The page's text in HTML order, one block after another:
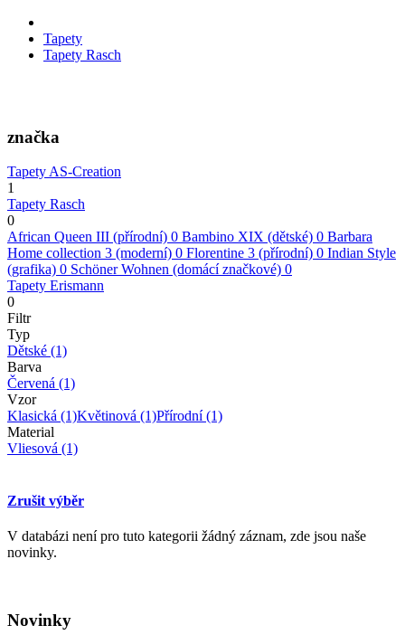
Tapety
Tapety Rasch
značka
Tapety AS-Creation
1
Tapety Rasch
0
African Queen III (přírodní) 0 Bambino XIX (dětské) 0 Barbara
Home collection 3 (moderní) 0 Florentine 3 (přírodní) 0 Indian Style
(grafika) 0 Schöner Wohnen (domácí značkové) 0
Tapety Erismann
0
Filtr
Typ
Dětské (1)
Barva
Červená (1)
Vzor
Klasická (1)Květinová (1)Přírodní(1)
Material
Vliesová (1)
Zrušit výběr
V databázi není pro tuto kategorii žádný záznam, zde jsou naše
novinky.
Novinky